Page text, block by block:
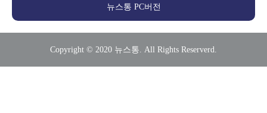
뉴스통 PC버전
Copyright © 2020 뉴스통. All Rights Reserverd.